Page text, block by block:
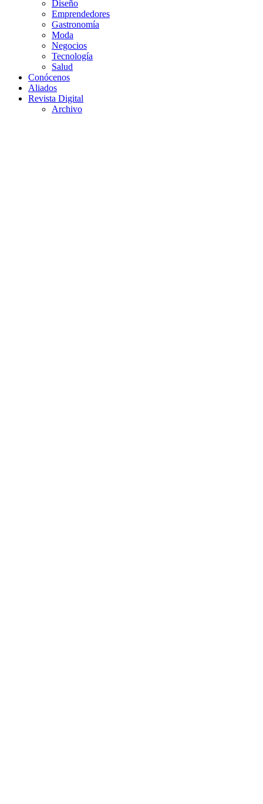
Diseño
Emprendedores
Gastronomía
Moda
Negocios
Tecnología
Salud
Conócenos
Aliados
Revista Digital
Archivo